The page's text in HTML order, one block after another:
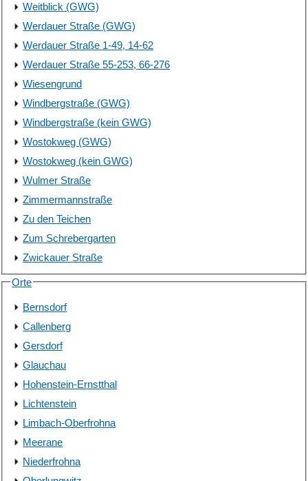
Weitblick (GWG)
Werdauer Straße (GWG)
Werdauer Straße 1-49, 14-62
Werdauer Straße 55-253, 66-276
Wiesengrund
Windbergstraße (GWG)
Windbergstraße (kein GWG)
Wostokweg (GWG)
Wostokweg (kein GWG)
Wulmer Straße
Zimmermannstraße
Zu den Teichen
Zum Schrebergarten
Zwickauer Straße
Orte
Bernsdorf
Callenberg
Gersdorf
Glauchau
Hohenstein-Ernstthal
Lichtenstein
Limbach-Oberfrohna
Meerane
Niederfrohna